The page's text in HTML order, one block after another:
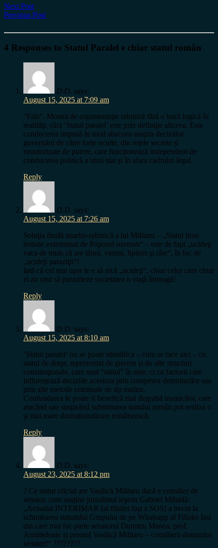
Next Post
Previous Post
4 Responses to Statul Paralel e chiar statul român
D.D. says:
August 15, 2025 at 7:09 am
“Fals”. Mostră de argumentaţie rabinică fără o bază logică în
realităţi, căci ’Statul paralel’ este prin definiţie altceva. Este
conducerea impusă în mod abscons asupra deciziilor
guvernării de către forțe oculte, din rețele secrete și
neautorizate de putere, care funcționează independent de
conducerea politică a unui stat şi în afara cadrului legal.
Reply
D.D. says:
August 15, 2025 at 7:26 am
Soluţia finală anarho-rabinică a lui Militaru – „Statul tiran
trebuie exterminat de Poporul suveran“ – este de fapt „ucideţi
vaca de muls că are tăuni, viermi, lipitori şi râie“, în loc de
„ucideţi paraziţii“!
Iată că cel mai uşor le e să zică „ucideţi“, chiar celor care chiar
ei au vrut să paraziteze societatea o viaţă întreagă!
Reply
D.D. says:
August 15, 2025 at 8:10 am
’Statul paralel’ nu se poate identifica – cum se face aici – cu
statul de drept, reprezentat de guvern şi de alte structuri
constituţionale, care sunt “statul” în sine, ci cu factorii care
influenţează deciziile acestora prin coruperea demnitarilor sau
prin alte metode criminale de tip mafiot.
Confundarea le poate fi benefică mai degrabă inamicilor, care
atacând sau susţinând subminarea statului român pot realiza o
şi mai mare deznaţionalizare românească.
Reply
D.D. says:
August 23, 2025 at 8:12 pm
? Ce statut oficial are Vasilică Militaru dacă e consilier de
senator, cum susţine jurnalistul ieşean Gabriel Mihailă:
„Actualul INTERIMAR [al filialei Iaşi a SOS] a trecut la
schimbarea statutului Grupului de pe Whatsapp al Filialei Iași
din care mai fac parte senatorul Dumitru Manea, prof.
Amititeloaie și preotul Vasilică Militaru – consilierii domnului
senator!“ ????????